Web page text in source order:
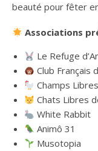
beauté pour fêter
Associations
Le Refuge
Club Français
Champs
Chats Libres
White Rabbit
Animô 31
Musotopia